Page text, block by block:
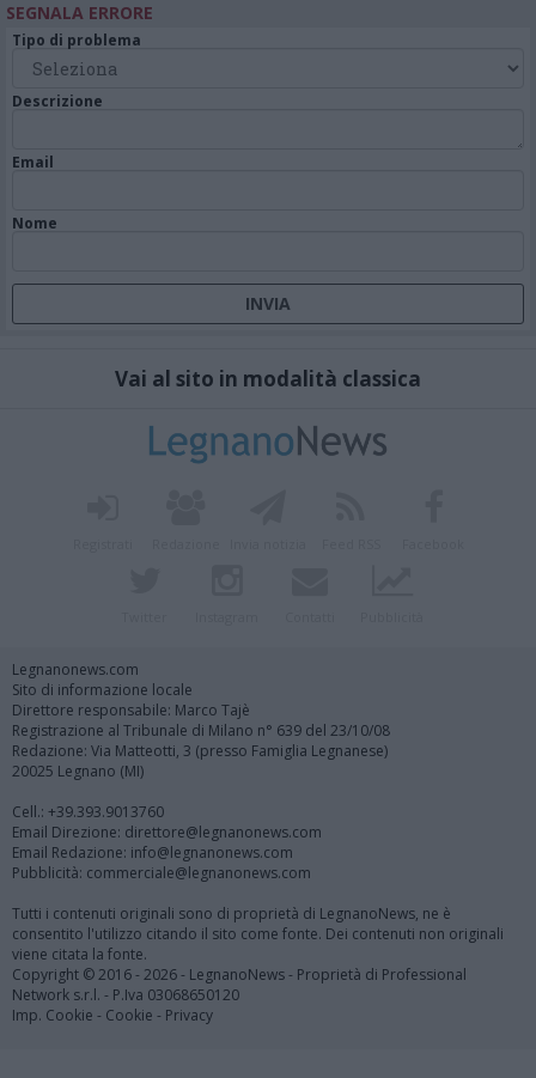
SEGNALA ERRORE
Tipo di problema
Descrizione
Email
Nome
Vai al sito in modalità classica
Legnanonews.com
Sito di informazione locale
Direttore responsabile: Marco Tajè
Registrazione al Tribunale di Milano n° 639 del 23/10/08
Redazione: Via Matteotti, 3 (presso Famiglia Legnanese)
20025 Legnano (MI)
Cell.: +39.393.9013760
Email Direzione: direttore@legnanonews.com
Email Redazione: info@legnanonews.com
Pubblicità: commerciale@legnanonews.com
Tutti i contenuti originali sono di proprietà di LegnanoNews, ne è
consentito l'utilizzo citando il sito come fonte. Dei contenuti non originali
viene citata la fonte.
Copyright © 2016 - 2026 - LegnanoNews - Proprietà di Professional
Network s.r.l. - P.Iva 03068650120
Imp. Cookie - Cookie - Privacy